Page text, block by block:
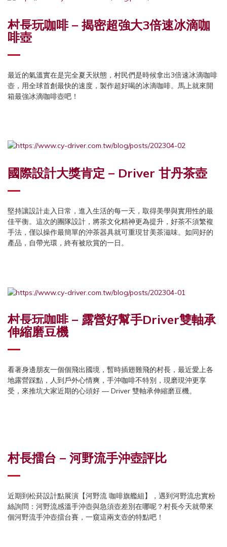
村長玩咖啡 – 揭密超強大3倍速冰滴咖
啡壺
最近的氣溫實在是完全夏天狀態，村民們是時候拿出3倍速冰滴咖啡
壺，用全球首創最快的速度，製作超好喝的冰滴咖啡。馬上就來開
箱最強冰滴咖啡壺吧！
國際設計大獎肯定 – Driver 甘丹茶壺
堅持讓設計走入日常，進入生活的每一天，取得美學與實用性的最
佳平衡。這次的團隊設計，將茶文化精神更為提升，好茶不須繁複
手法，僅以操作最簡單的沖茶器具就可重現甘美茶滋味。如同好的
產品，自帶光環，終有被欣賞的一日。
村長玩咖啡 – 露營好幫手Driver雙軸承
伸縮磨豆機
看著身邊朋友一個個飛出國境，暫時插翅難飛的村長，最近愛上各
地露營踩點，人到戶外心情爽，手沖咖啡不特別，現磨現沖更享
受，來推坑大家近期的心頭好 — Driver 雙軸承伸縮磨豆機。
村長擂台 – 河野流手沖壺評比
近期到松菸設計點展演【河野流 咖啡旗艦組】，遇到河野流忠實粉
絲詢問：河野流感溫手沖壺與急須壺差別在哪呢？村長今天就帶來
個河野流手沖壺擂台賽，一窺這兩支壺的特點吧！